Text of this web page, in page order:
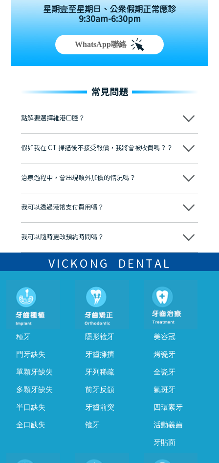
星期壹至星期日、公眾假期正常應診
9:30am-6:30pm
WhatsApp聯絡
常見問題
點解要選擇維港口腔？
維港口腔踐行「醫道濟世」的大學校訓，各分院匯聚來自香港、內地的
牌」、「2025香港企業領袖品牌」，是諾貝爾種植系統全球放心植牙中
至今已服務超過三十個國家和地區的顧客，受到粵港澳大灣區及周邊城
市市民極高的口碑評價及信任推薦 珠海、深圳設有八大分院，香港亦設
有咨詢及服務保障中心，有任何問題都可以隨時預約免費咨詢，讓人十
假如我在 CT 掃描後不接受報價，我將會被收費嗎？？
不會！只要未開始實際服務之前，你不會被收取任何費用。
治療過程中，會出現額外加價的情況嗎？
不會，治療前我們會詳細說明治療方案及對應的價錢，顧客同意並簽字
我可以透過港幣支付費用嗎？
可以。維港口腔會按照當日匯率轉算收取費用，而匯率會及時告知客人
我可以隨時更改預約時間嗎？
可以，請盡早通過wechat或whatsapp聯絡我們，告知我們你原本預約
的時間及資料，並且重新預約的日期及時段
VICKONG DENTAL
種牙
門牙缺失
單顆牙缺失
多顆牙缺失
半口缺失
全口缺失
隱形箍牙
牙齒擁擠
牙列稀疏
前牙反頜
牙齒前突
箍牙
美容冠
烤瓷牙
全瓷牙
氟斑牙
四環素牙
活動義齒
牙貼面